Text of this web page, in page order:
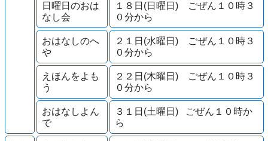
日曜日のおは
なし会
１８日(日曜日) ごぜん１０時３
０分から
おはなしのへ
や
２１日(水曜日) ごぜん１０時３
０分から
えほんをよも
う
２２日(木曜日) ごぜん１０時３
０分から
おはなしよん
で
３１日(土曜日) ごぜん１０時か
ら